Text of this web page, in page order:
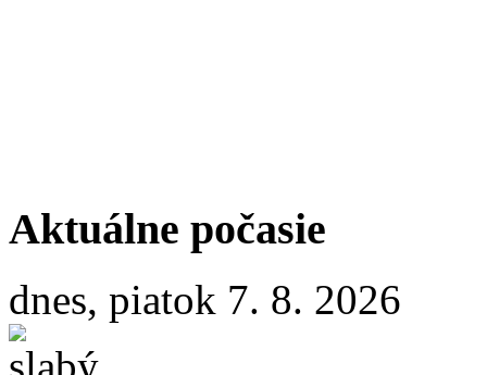
Aktuálne počasie
dnes, piatok 7. 8. 2026